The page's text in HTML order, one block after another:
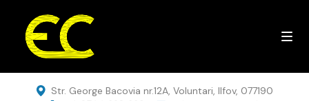
Str. George Bacovia nr.12A, Voluntari, Ilfov, 077190